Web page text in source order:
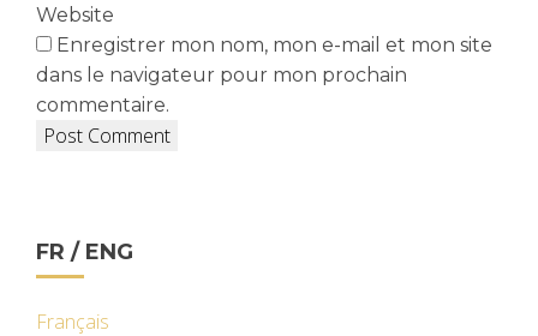
Website
Enregistrer mon nom, mon e-mail et mon site
dans le navigateur pour mon prochain
commentaire.
FR / ENG
Français